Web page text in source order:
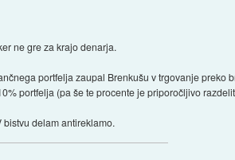
ne gre za krajo denarja.
portfelja zaupal Brenkušu v trgovanje preko
portfelja (pa še te procente je priporočljivo
delam antireklamo.